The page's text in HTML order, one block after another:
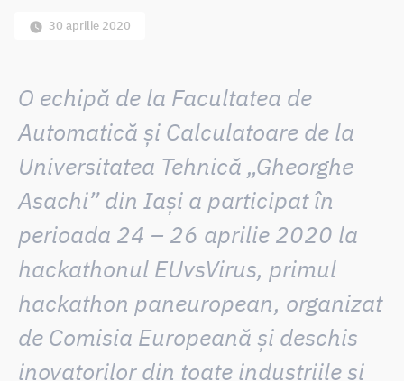
30 aprilie 2020
O echipă de la Facultatea de
Automatică și Calculatoare de la
Universitatea Tehnică „Gheorghe
Asachi” din Iași a participat în
perioada 24 – 26 aprilie 2020 la
hackathonul EUvsVirus, primul
hackathon paneuropean, organizat
de Comisia Europeană și deschis
inovatorilor din toate industriile și